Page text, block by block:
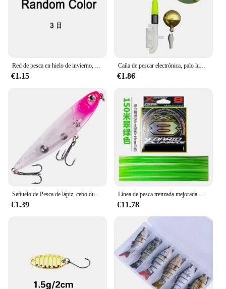
Red de pesca en hielo de invierno, malla de trampa, Red de Cuentas luminosas, red de peces, diseño de aparejos, redes de enmalle fundidas con cordón de cobre para trampas de pesca
€1.15
Caña de pescar electrónica, palo luminoso con campana, luz LED CR425 con batería, alarma de mordida
€1.86
Señuelo de Pesca de lápiz, cebo duro de Lucio, trucha, Jerkbait, Wobbler Perch, señuelo Artificial de agua salada, 9cm, 11,6g, 1 unidad
€1.39
Línea de pesca trenzada mejorada Original YGK G-SOUL X8, línea de PE multifilamento de 8 hebras súper fuerte, 150M, 200M, Japón, 14LB, 60LB
€11.78